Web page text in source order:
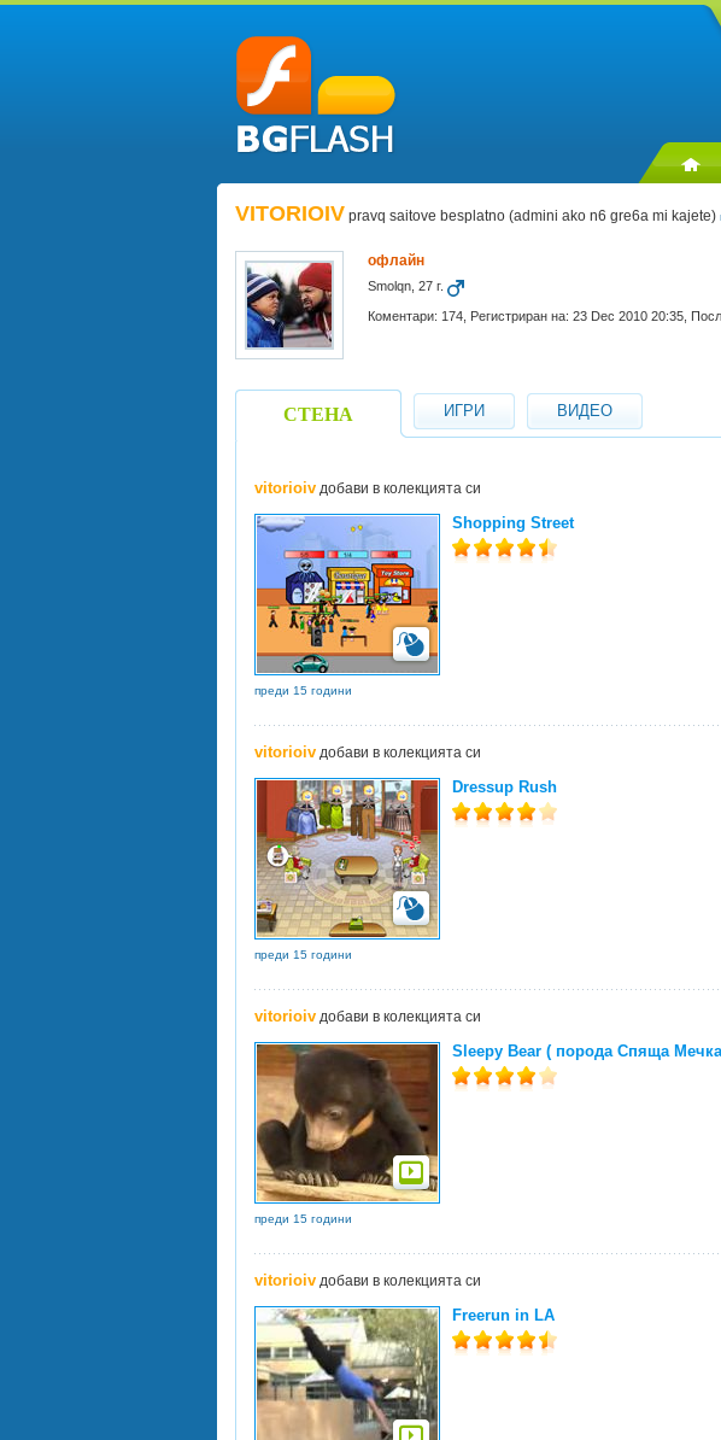
VITORIOIV pravq saitove besplatno (admini ako n6 gre6a mi kajete)
офлайн
Smolqn, 27 г.
Коментари: 174, Регистриран на: 23 Dec 2010 20:35,
СТЕНА ИГРИ ВИДЕО
vitorioivдобави в колекцията си
Shopping Street
преди 15 години
vitorioivдобави в колекцията си
Dressup Rush
преди 15 години
vitorioivдобави в колекцията си
Sleepy Bear ( порода Спяща
преди 15 години
vitorioivдобави в колекцията си
Freerun in LA